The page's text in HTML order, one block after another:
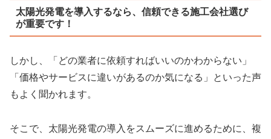
太陽光発電を導入するなら、信頼できる施工会社選び
が重要です！
しかし、「どの業者に依頼すればいいのかわからない」
「価格やサービスに違いがあるのか​​気になる」といった声
もよく聞かれます。
そこで、太陽光発電の導入をスムーズに進めるために、複